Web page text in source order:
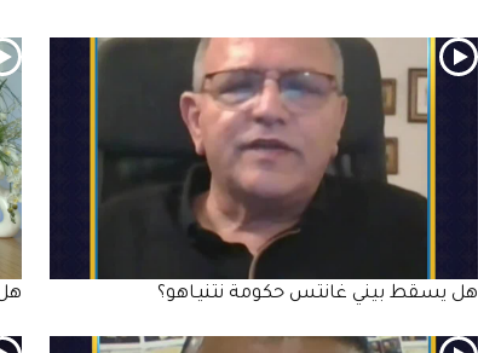
هل يسقط بيني غانتس حكومة نتنيـاهو؟